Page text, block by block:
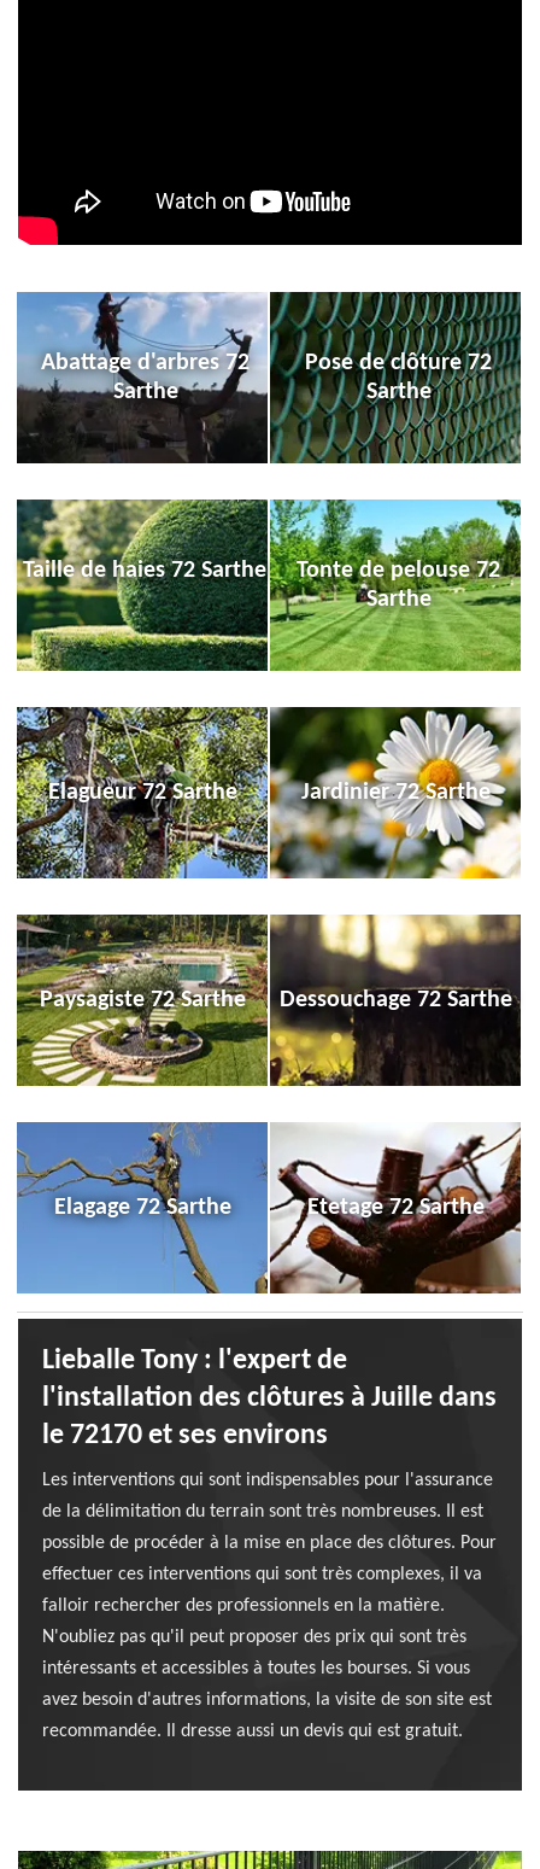
Abattage d'arbres 72
Sarthe
Pose de clôture 72
Sarthe
Taille de haies 72 Sarthe
Tonte de pelouse 72
Sarthe
Elagueur 72 Sarthe Jardinier 72 Sarthe
Paysagiste 72 Sarthe Dessouchage 72 Sarthe
Elagage 72 Sarthe Etetage 72 Sarthe
Lieballe Tony : l'expert de
l'installation des clôtures à Juille dans
le 72170 et ses environs
Les interventions qui sont indispensables pour l'assurance
de la délimitation du terrain sont très nombreuses. Il est
possible de procéder à la mise en place des clôtures. Pour
effectuer ces interventions qui sont très complexes, il va
falloir rechercher des professionnels en la matière.
N'oubliez pas qu'il peut proposer des prix qui sont très
intéressants et accessibles à toutes les bourses. Si vous
avez besoin d'autres informations, la visite de son site est
recommandée. Il dresse aussi un devis qui est gratuit.